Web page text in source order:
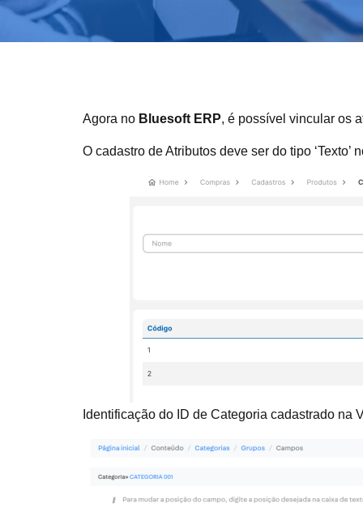
Agora no Bluesoft ERP, é possível vincular os
O cadastro de Atributos deve ser do tipo ‘Texto’
Identificação do ID de Categoria cadastrado na